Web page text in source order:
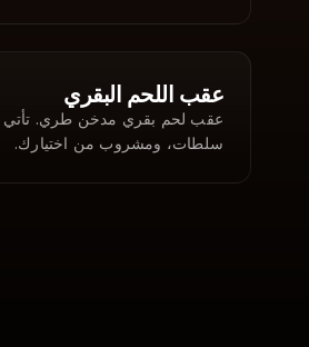
عقب اللحم البقري
سلطات، ومشروب من اختيارك.